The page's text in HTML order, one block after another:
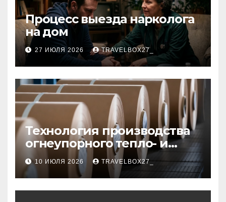
Процесс выезда нарколога
на дом
27 ИЮЛЯ 2026 TRAVELBOX27_
Технология производства
огнеупорного тепло- и
звукоизоляционного
картона из
муллитокремнеземистого
волокна
10 ИЮЛЯ 2026 TRAVELBOX27_